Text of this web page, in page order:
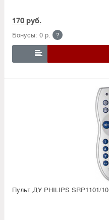
170 руб.
Бонусы: 0 р. ?

Пульт ДУ PHILIPS SRP1101/10